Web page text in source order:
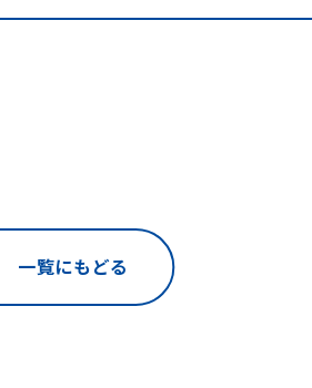
一覧にもどる